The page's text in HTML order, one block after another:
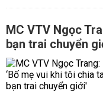
MC VTV Ngọc
bạn trai chuyển